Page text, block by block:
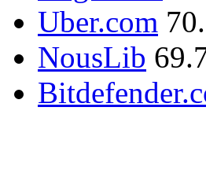
Uber.com
NousLib